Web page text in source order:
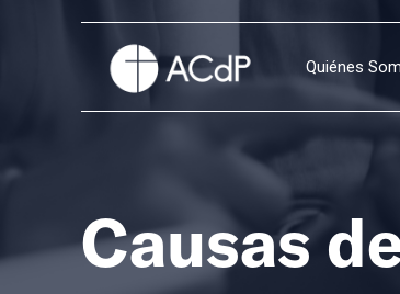
Quiénes
Causas